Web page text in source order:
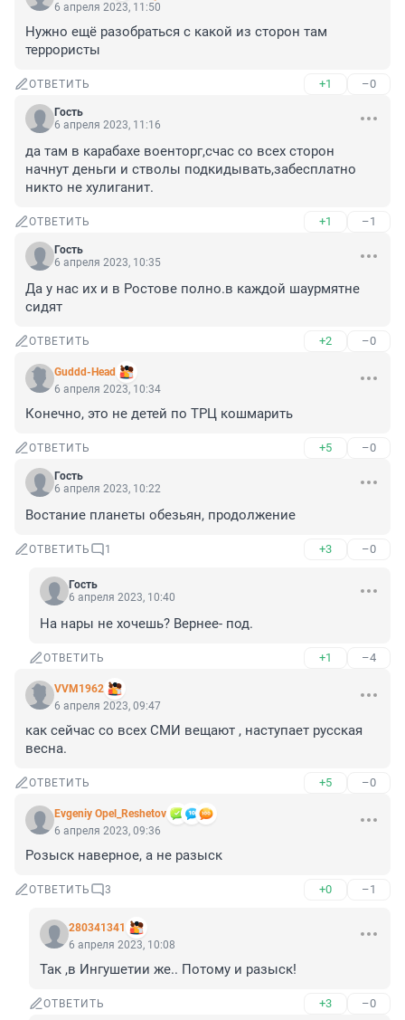
6 апреля 2023, 11:50
Нужно ещё разобраться с какой из сторон там
террористы
ОТВЕТИТЬ +1 –0
Гость
6 апреля 2023, 11:16
да там в карабахе военторг,счас со всех сторон
начнут деньги и стволы подкидывать,забесплатно
никто не хулиганит.
ОТВЕТИТЬ +1 –1
Гость
6 апреля 2023, 10:35
Да у нас их и в Ростове полно.в каждой шаурмятне
сидят
ОТВЕТИТЬ +2 –0
Guddd-Head
6 апреля 2023, 10:34
Конечно, это не детей по ТРЦ кошмарить
ОТВЕТИТЬ +5 –0
Гость
6 апреля 2023, 10:22
Востание планеты обезьян, продолжение
ОТВЕТИТЬ 1 +3 –0
Гость
6 апреля 2023, 10:40
На нары не хочешь? Вернее- под.
ОТВЕТИТЬ +1 –4
VVM1962
6 апреля 2023, 09:47
как сейчас со всех СМИ вещают , наступает русская
весна.
ОТВЕТИТЬ +5 –0
Evgeniy Opel_Reshetov
6 апреля 2023, 09:36
Розыск наверное, а не разыск
ОТВЕТИТЬ 3 +0 –1
280341341
6 апреля 2023, 10:08
Так ,в Ингушетии же.. Потому и разыск!
ОТВЕТИТЬ +3 –0